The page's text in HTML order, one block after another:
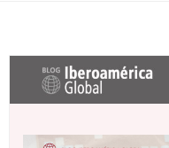
Últimas entradas